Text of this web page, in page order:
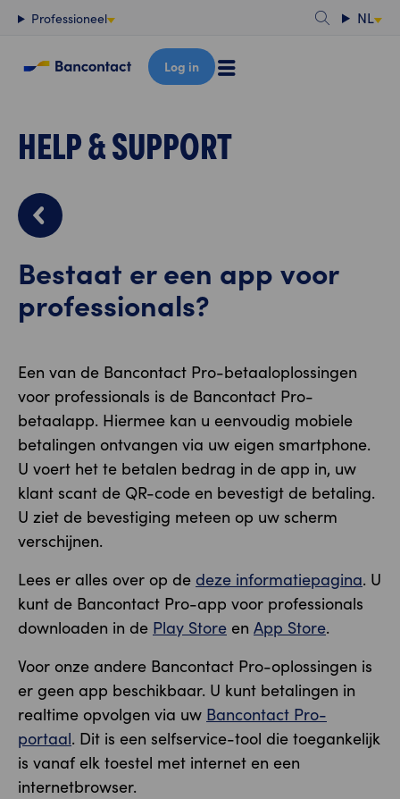
Content
Professioneel NL
Log in
HELP & SUPPORT
Bestaat er een app voor
professionals?
Een van de Bancontact Pro-betaaloplossingen
voor professionals is de Bancontact Pro-
betaalapp. Hiermee kan u eenvoudig mobiele
betalingen ontvangen via uw eigen smartphone.
U voert het te betalen bedrag in de app in, uw
klant scant de QR-code en bevestigt de betaling.
U ziet de bevestiging meteen op uw scherm
verschijnen.
Lees er alles over op de deze informatiepagina. U
kunt de Bancontact Pro-app voor professionals
downloaden in de Play Store en App Store.
Voor onze andere Bancontact Pro-oplossingen is
er geen app beschikbaar. U kunt betalingen in
realtime opvolgen via uw Bancontact Pro-
portaal. Dit is een selfservice-tool die toegankelijk
is vanaf elk toestel met internet en een
internetbrowser.